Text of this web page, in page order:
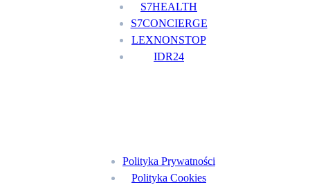
S7HEALTH
S7CONCIERGE
LEXNONSTOP
IDR24
Polityka Prywatności
Polityka Cookies